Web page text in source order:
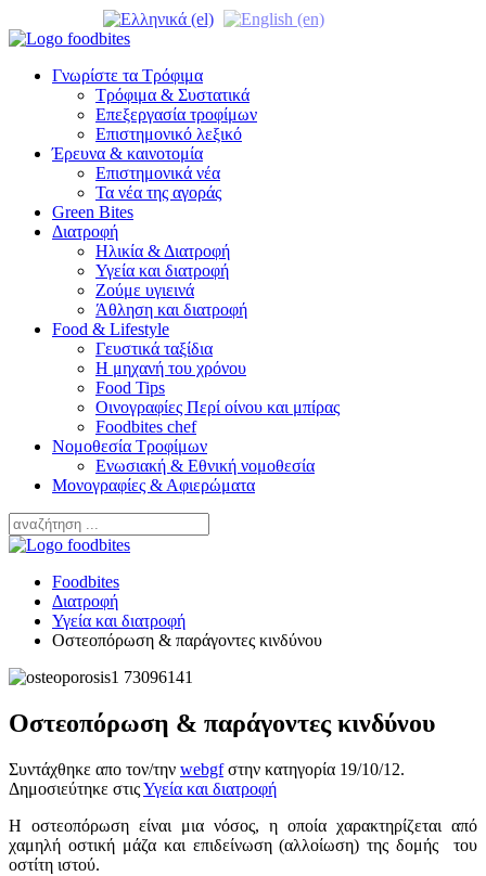
Γνωρίστε τα Τρόφιμα
Τρόφιμα & Συστατικά
Επεξεργασία τροφίμων
Επιστημονικό λεξικό
Έρευνα & καινοτομία
Επιστημονικά νέα
Τα νέα της αγοράς
Green Bites
Διατροφή
Ηλικία & Διατροφή
Υγεία και διατροφή
Ζούμε υγιεινά
Άθληση και διατροφή
Food & Lifestyle
Γευστικά ταξίδια
Η μηχανή του χρόνου
Food Tips
Οινογραφίες Περί οίνου και μπίρας
Foodbites chef
Νομοθεσία Τροφίμων
Ενωσιακή & Εθνική νομοθεσία
Μονογραφίες & Αφιερώματα
Foodbites
Διατροφή
Υγεία και διατροφή
Οστεοπόρωση & παράγοντες κινδύνου
Οστεοπόρωση & παράγοντες κινδύνου
Συντάχθηκε απο τον/την webgfστην κατηγορία 19/10/12.
Δημοσιεύτηκε στιςΥγεία και διατροφή
Η οστεοπόρωση είναι μια νόσος, η οποία χαρακτηρίζεται από
χαμηλή οστική μάζα και επιδείνωση (αλλοίωση) της δομής του
οστίτη ιστού.